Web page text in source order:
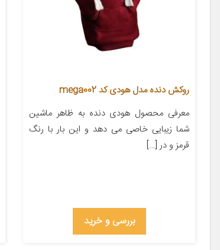
روکش دنده مدل هودی کد mega002
معرفی محصول هودی دنده به ظاهر ماشین
شما زیبایی خاصی می دهد و این بار با رنگ
قرمز و در […]
بررسی و خرید